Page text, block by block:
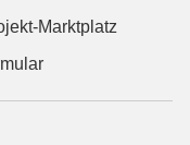
Marktplatz